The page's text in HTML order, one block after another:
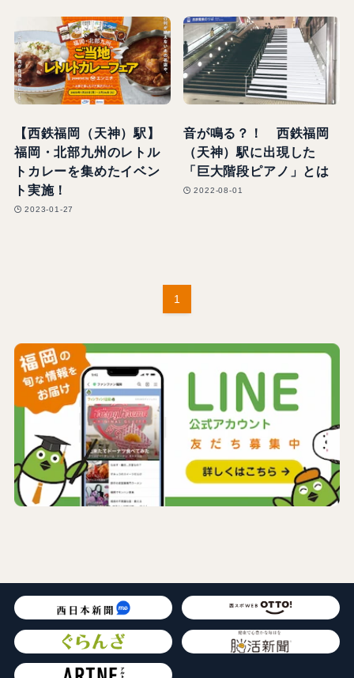
【西鉄福岡（天神）駅】
福岡・北部九州のレトル
トカレーを集めたイベン
ト実施！
2023-01-27
音が鳴る？！ 西鉄福岡
（天神）駅に出現した
「巨大階段ピアノ」とは
2022-08-01
1